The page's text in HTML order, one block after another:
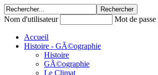
Nom d'utilisateur Mot de passe
Accueil
Histoire - GÃ©ographie
Histoire
GÃ©ographie
Le Climat